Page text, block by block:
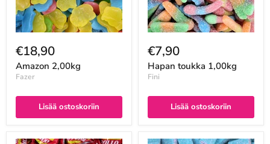
€18,90
Amazon 2,00kg
Fazer
Lisää ostoskoriin
€7,90
Hapan toukka 1,00kg
Fini
Lisää ostoskoriin